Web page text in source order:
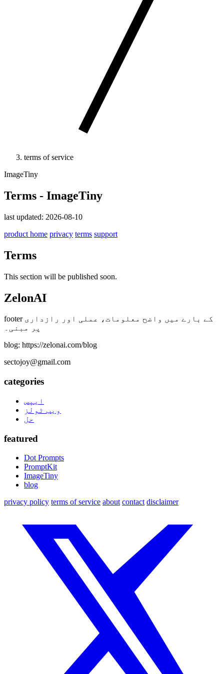
terms of service
ImageTiny
Terms - ImageTiny
last updated: 2026-08-10
product home privacy terms support
Terms
This section will be published soon.
ZelonAI
footer کے بارے میں واضح معلومات، عملی اور رازداری
پر مبنی۔
blog: https://zelonai.com/blog
sectojoy@gmail.com
categories
ایپس
ویب ٹولز
حل
featured
Dot Prompts
PromptKit
ImageTiny
blog
privacy policy terms of service about contact disclaimer